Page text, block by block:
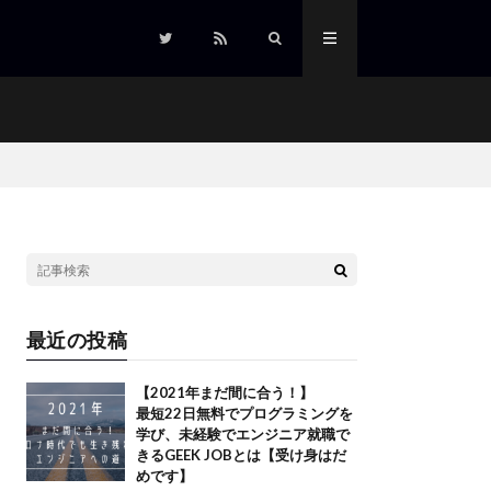
最近の投稿
【2021年まだ間に合う！】
最短22日無料でプログラミングを
学び、未経験でエンジニア就職で
きるGEEK JOBとは【受け身はだ
めです】